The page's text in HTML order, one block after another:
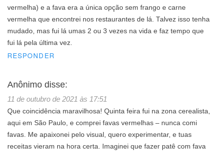
vermelha) e a fava era a única opção sem frango e carne
vermelha que encontrei nos restaurantes de lá. Talvez isso tenha
mudado, mas fui lá umas 2 ou 3 vezes na vida e faz tempo que
fui lá pela última vez.
RESPONDER
Anônimo disse:
11 de outubro de 2021 às 17:51
Que coincidência maravilhosa! Quinta feira fui na zona cerealista,
aqui em São Paulo, e comprei favas vermelhas – nunca comi
favas. Me apaixonei pelo visual, quero experimentar, e tuas
receitas vieram na hora certa. Imaginei que fazer patê com fava